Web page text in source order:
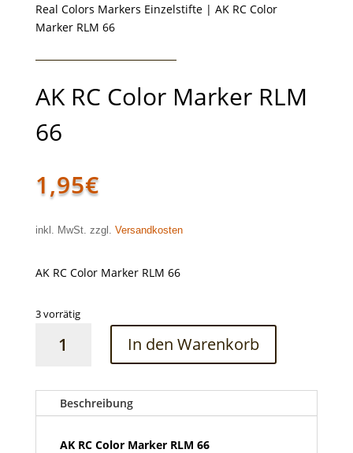
Real Colors Markers Einzelstifte| AK RC Color
Marker RLM 66
AK RC Color Marker RLM
66
1,95€
inkl. MwSt. zzgl. Versandkosten
AK RC Color Marker RLM 66
3 vorrätig
66
Menge
In den Warenkorb
Beschreibung
AK RC Color Marker RLM 66